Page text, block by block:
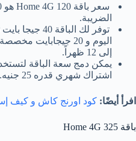
الضريبة.
إلى 12 ظهراً.
يمكن دمج سعة الباقة
اشتراك شهري قدره 25 جنيه.
افرأ أيضًا: كود اورنج كاش و كيف
باقة Home 4G 325